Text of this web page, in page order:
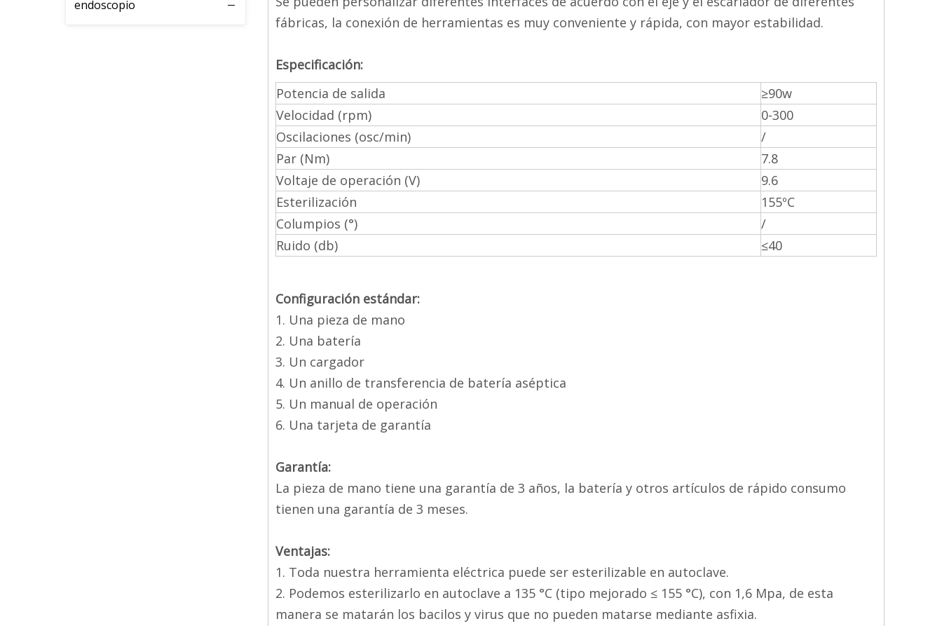
endoscopio
fábricas, la conexión de herramientas es muy conveniente y rápida, con mayor estabilidad.
Especificación:
Potencia de salida
≥90w
Velocidad (rpm)
0-300
Oscilaciones (osc/min)
/
Par (Nm)
7.8
Voltaje de operación (V)
9.6
Esterilización
155ºC
Columpios (°)
/
Ruido (db)
≤40
Configuración estándar:
1. Una pieza de mano
2. Una batería
3. Un cargador
4. Un anillo de transferencia de batería aséptica
5. Un manual de operación
6. Una tarjeta de garantía
Garantía:
La pieza de mano tiene una garantía de 3 años, la batería y otros artículos de rápido consumo
tienen una garantía de 3 meses.
Ventajas:
1. Toda nuestra herramienta eléctrica puede ser esterilizable en autoclave.
2. Podemos esterilizarlo en autoclave a 135 °C (tipo mejorado ≤ 155 °C), con 1,6 Mpa, de esta
manera se matarán los bacilos y virus que no pueden matarse mediante asfixia.